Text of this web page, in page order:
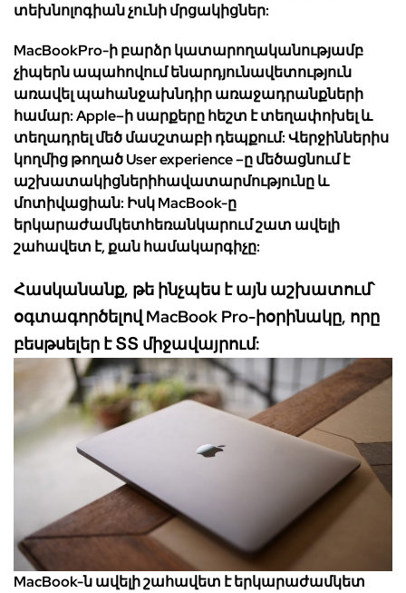
տեխնոլոգիանչունի մրցակիցներ:
MacBookPro-իբարձրկատարողականությամբ
չիպերնապահովումենարդյունավետություն
առավելպահանջախնդիրառաջադրանքների
համար: Apple–իսարքերըհեշտ էտեղափոխելև
տեղադրելմեծմասշտաբի դեպքում:Վերջիններիս
կողմից թողածUser experience–ըմեծացնումէ
աշխատակիցներիհավատարմությունըև
մոտիվացիան: ԻսկMacBook-ը
երկարաժամկետհեռանկարումշատ ավելի
շահավետ է, քանհամակարգիչը:
Հասկանանք, թե ինչպես է այն աշխատում՝
օգտագործելով MacBook Pro-իօրինակը, որը
բեսթսելեր է ՏՏ միջավայրում:
MacBook-նավելիշահավետ էերկարաժամկետ